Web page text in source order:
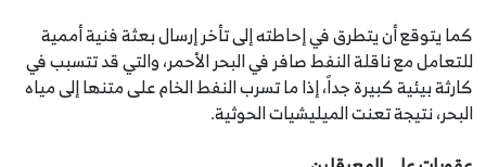
كما يتوقع أن يتطرق في إحاطته إلى تأخر إرسال بعثة فنية أممية
للتعامل مع ناقلة النفط صافر في البحر الأحمر، والتي قد تتسبب في
كارثة بيئية كبيرة جداً، إذا ما تسرب النفط الخام على متنها إلى مياه
البحر، نتيجة تعنت الميليشيات الحوثية.